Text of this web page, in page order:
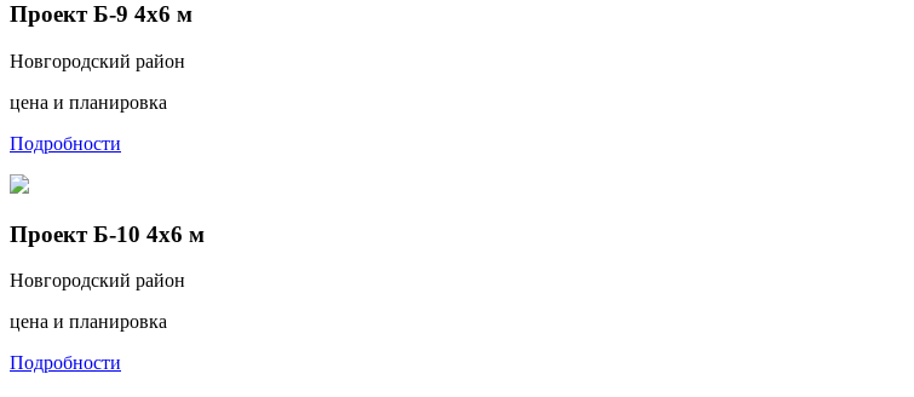
Проект Б-9 4х6 м
Новгородский район
цена и планировка
Подробности
Проект Б-10 4х6 м
Новгородский район
цена и планировка
Подробности